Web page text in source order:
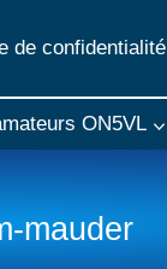
de confidentialité
ON5VL
mauder